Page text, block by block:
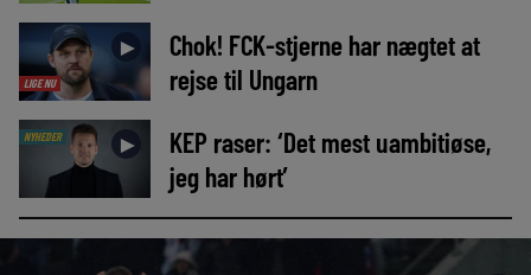
LIGE NU
►
Chok! FCK-stjerne har nægtet at
rejse til Ungarn
NYHEDER ►
KEP raser: ‘Det mest uambitiøse,
jeg har hørt’